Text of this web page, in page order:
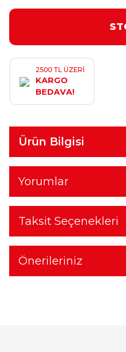
2500 TL ÜZERİ
KARGO
BEDAVA!
Ürün Bilgisi
Yorumlar
Taksit Seçenekleri
Önerileriniz